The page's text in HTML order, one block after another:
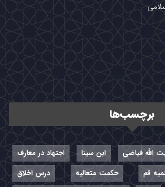
برچسب‌ها
الله فیاضی ابن سینا
اجتهاد در معارف
قم حکمت متعالیه درس اخلاق